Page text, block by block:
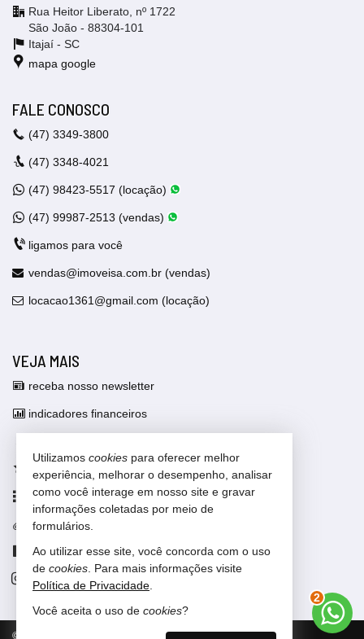
Rua Heitor Liberato, nº 1722
São João - 88304-101
Itajaí - SC
mapa google
FALE CONOSCO
(47) 3349-3800
(47) 3348-4021
(47) 98423-5517 (locação)
(47) 99987-2513 (vendas)
ligamos para você
vendas@imoveisa.com.br (vendas)
locacao1361@gmail.com (locação)
VEJA MAIS
receba nosso newsletter
indicadores financeiros
imóveis favoritos
mapa de imóveis
trabalhe conosco
Facebook
Instagram
© Política de Privacidade
3
Utilizamos cookies para oferecer melhor
experiência, melhorar o desempenho, analisar
como você interage em nosso site e gravar
informações coletadas por meio de
formulários.
Ao utilizar esse site, você concorda com o uso
de cookies . Para mais informações visite
Política de Privacidade
Você aceita o uso de cookies?